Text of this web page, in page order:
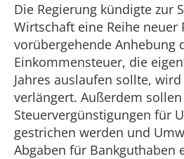
Die Regierung kündigte zur
Wirtschaft eine Reihe neuer
vorübergehende Anhebung
Einkommensteuer, die
Jahres auslaufen sollte,
verlängert. Außerdem
Steuervergünstigungen für
gestrichen werden und
Abgaben für Bankguthaben